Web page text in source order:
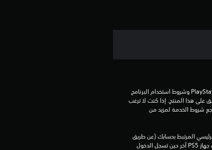
الخاصة بنا بالإضافة إلى أي أحكام إضافية محددة تطبق على هذا المنتج. إذا كنت لا ترغب
في قبول هذه الشروط، لا تقوم بتنزيل هذا المنتج. راجع شروط الخدمة لمزيد من
يمكنك تنزيل هذا المحتوى وتشغيله على جهاز PS5 الرئيسي المرتبط بحسابك (عن طريق
إعداد "مشاركة الجهاز واللعب بدون اتصال") وعلى أي جهاز PS5 آخر حين تسجل الدخول